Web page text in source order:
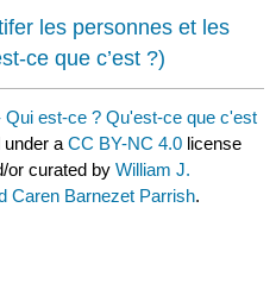
les personnes et les
ce que c’est ?)
Qui est-ce ? Qu'est-ce que c'est
under aCC BY-NC 4.0 license
or curated byWilliam J.
Caren Barnezet Parrish.